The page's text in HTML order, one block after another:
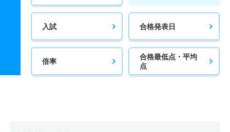
入試 合格発表日
倍率
合格最低点・平均
点